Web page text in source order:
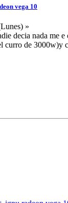
vega 10
»
decia nada
curro de 3000w)y